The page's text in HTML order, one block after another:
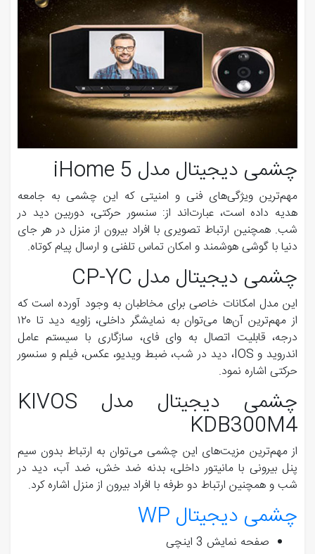
چشمی دیجیتال مدل iHome 5
مهم‌ترین ویژگی‌های فنی و امنیتی که این چشمی به جامعه
هدیه داده است، عبارت‌اند از: سنسور حرکتی، دوربین دید در
شب. همچنین ارتباط تصویری با افراد بیرون از منزل در هر جای
دنیا با گوشی هوشمند و امکان تماس تلفنی و ارسال پیام کوتاه.
چشمی دیجیتال مدل CP-YC
این مدل امکانات خاصی برای مخاطبان به وجود آورده است که
از مهم‌ترین آن‌ها می‌توان به نمایشگر داخلی، زاویه دید تا ۱۲۰
درجه، قابلیت اتصال به وای فای، سازگاری با سیستم عامل
اندروید و IOS، دید در شب، ضبط ویدیو، عکس، فیلم و سنسور
حرکتی اشاره نمود.
چشمی دیجیتال مدل KIVOS
KDB300M4
از مهم‌ترین مزیت‌های این چشمی می‌توان به ارتباط بدون سیم
پنل بیرونی با مانیتور داخلی، بدنه ضد خش، ضد آب، دید در
شب و همچنین ارتباط دو طرفه با افراد بیرون از منزل اشاره کرد.
چشمی دیجیتال WP
صفحه نمایش 3 اینچی